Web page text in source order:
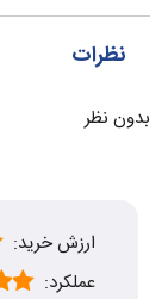
نظرات
بدون نظر
ارزش خرید:
عملکرد: